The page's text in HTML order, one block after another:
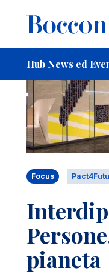
Hub News ed
Briciole di pane
Focus
pianeta